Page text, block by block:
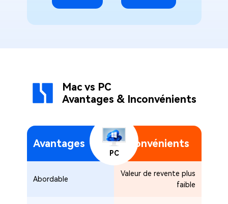
Mac vs PC
Avantages & Inconvénients
PC
Avantages Inconvénients
Abordable
Valeur de revente plus
faible